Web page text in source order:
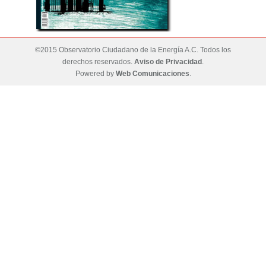
©2015 Observatorio Ciudadano de la Energía A.C. Todos los
derechos reservados. Aviso de Privacidad .
Powered by Web Comunicaciones.